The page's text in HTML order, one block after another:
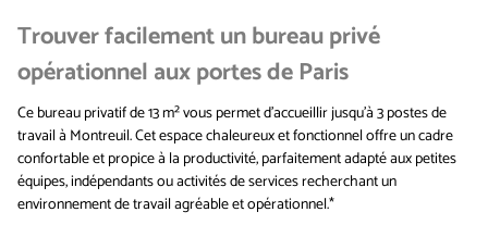
Trouver facilement un bureau privé
opérationnel aux portes de Paris
Ce bureau privatif de 13 m² vous permet d'accueillir jusqu’à 3 postes de
travail à Montreuil. Cet espace chaleureux et fonctionnel offre un cadre
confortable et propice à la productivité, parfaitement adapté aux petites
équipes, indépendants ou activités de services recherchant un
environnement de travail agréable et opérationnel.*